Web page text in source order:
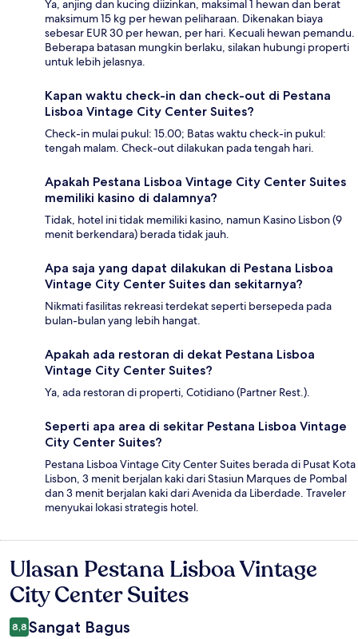
Ya, anjing dan kucing diizinkan, maksimal 1 hewan dan berat
maksimum 15 kg per hewan peliharaan. Dikenakan biaya
sebesar EUR 30 per hewan, per hari. Kecuali hewan pemandu.
Beberapa batasan mungkin berlaku, silakan hubungi properti
untuk lebih jelasnya.
Kapan waktu check-in dan check-out di Pestana
Lisboa Vintage City Center Suites?
Check-in mulai pukul: 15.00; Batas waktu check-in pukul:
tengah malam. Check-out dilakukan pada tengah hari.
Apakah Pestana Lisboa Vintage City Center Suites
memiliki kasino di dalamnya?
Tidak, hotel ini tidak memiliki kasino, namun Kasino Lisbon (9
menit berkendara) berada tidak jauh.
Apa saja yang dapat dilakukan di Pestana Lisboa
Vintage City Center Suites dan sekitarnya?
Nikmati fasilitas rekreasi terdekat seperti bersepeda pada
bulan-bulan yang lebih hangat.
Apakah ada restoran di dekat Pestana Lisboa
Vintage City Center Suites?
Ya, ada restoran di properti, Cotidiano (Partner Rest.).
Seperti apa area di sekitar Pestana Lisboa Vintage
City Center Suites?
Pestana Lisboa Vintage City Center Suites berada di Pusat Kota
Lisbon, 3 menit berjalan kaki dari Stasiun Marques de Pombal
dan 3 menit berjalan kaki dari Avenida da Liberdade. Traveler
menyukai lokasi strategis hotel.
Ulasan
Ulasan Pestana Lisboa Vintage
City Center Suites
8,8 Sangat Bagus